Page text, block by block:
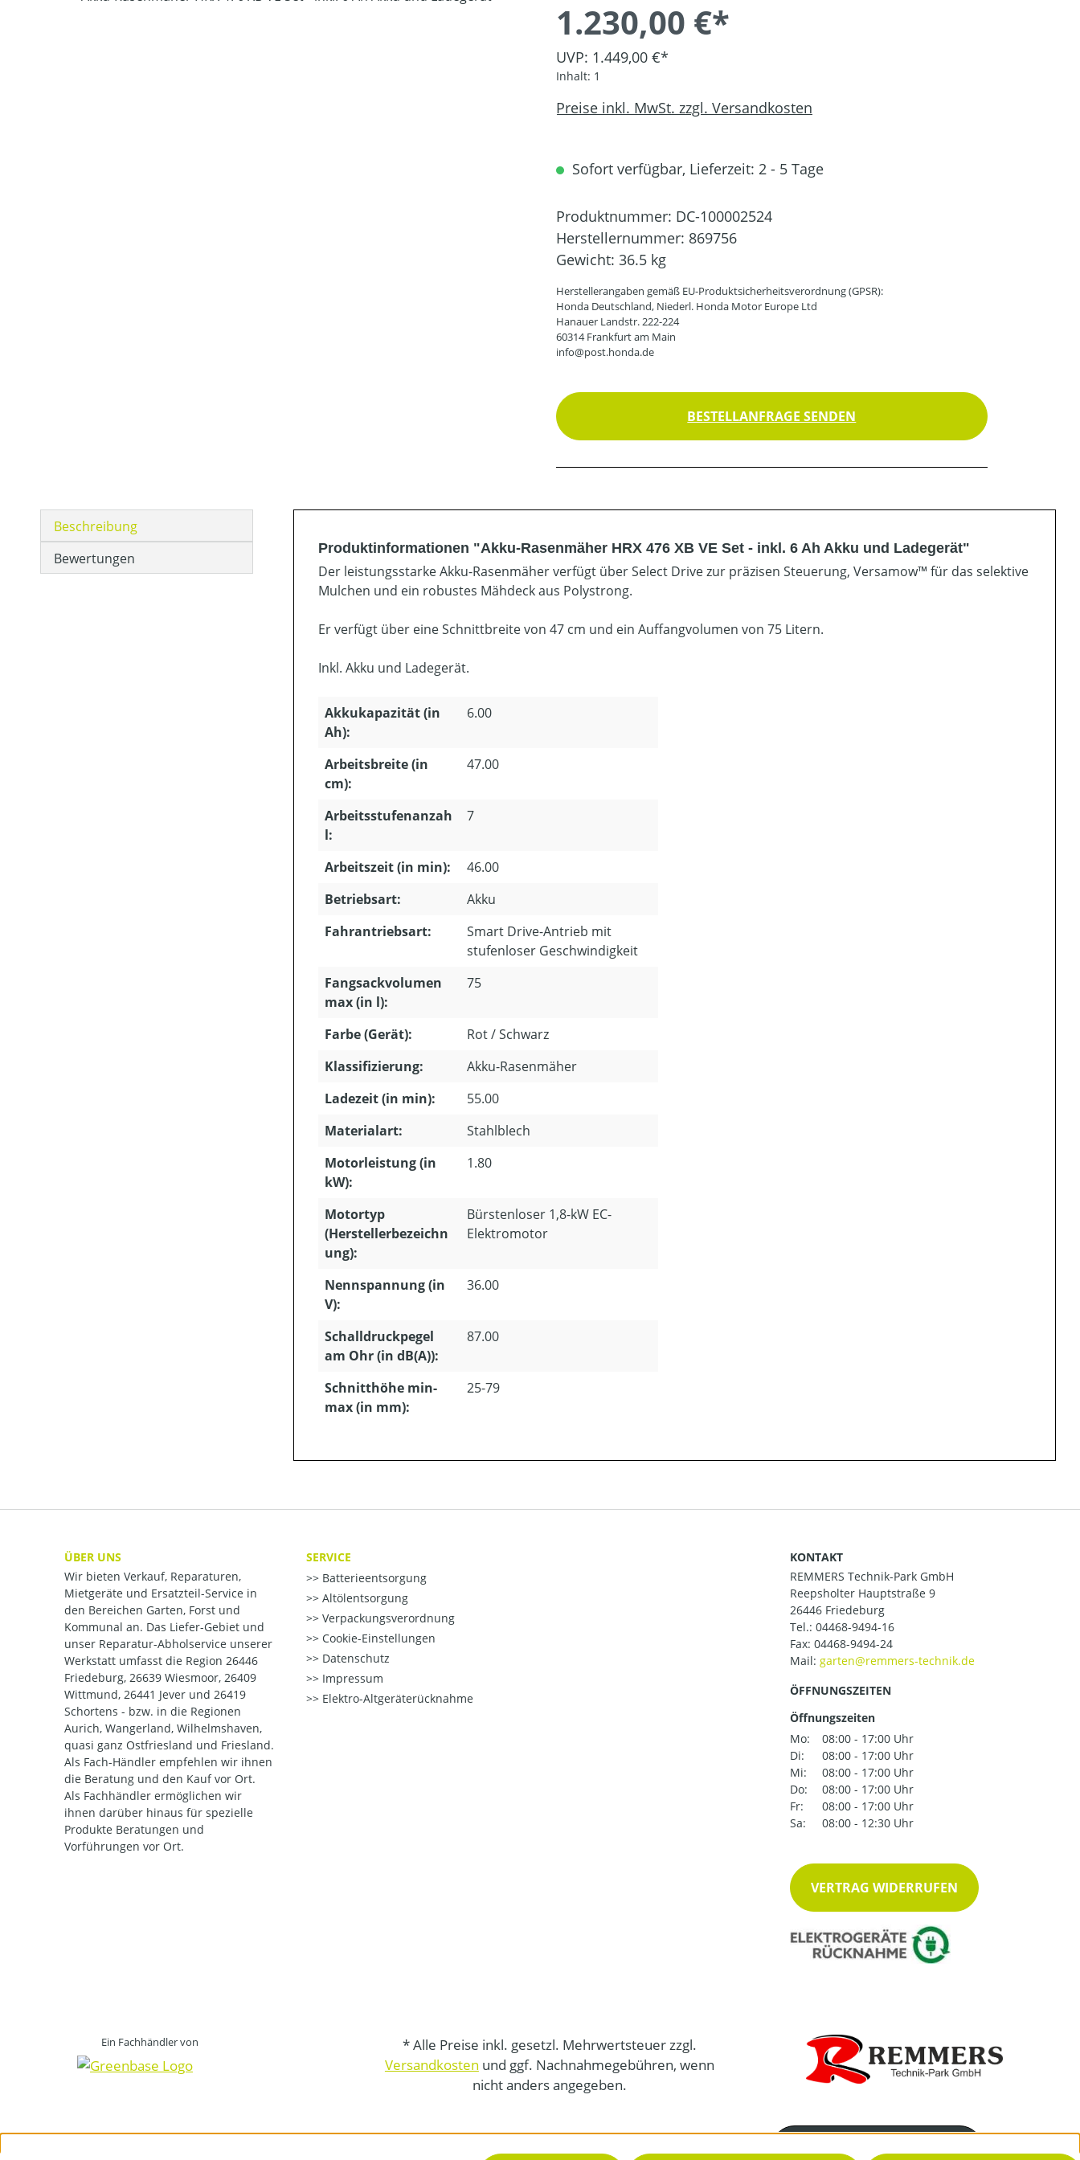
1.230,00 €*
UVP: 1.449,00 €*
Inhalt: 1
Preise inkl. MwSt. zzgl. Versandkosten
Sofort verfügbar, Lieferzeit: 2 - 5 Tage
Produktnummer: DC-100002524
Herstellernummer: 869756
Gewicht: 36.5 kg
Herstellerangaben gemäß EU-Produktsicherheitsverordnung (GPSR):
Honda Deutschland, Niederl. Honda Motor Europe Ltd
Hanauer Landstr. 222-224
60314 Frankfurt am Main
info@post.honda.de
BESTELLANFRAGE SENDEN
Beschreibung
Bewertungen
Produktinformationen "Akku-Rasenmäher HRX 476 XB VE Set - inkl. 6 Ah Akku und Ladegerät"
Der leistungsstarke Akku-Rasenmäher verfügt über Select Drive zur präzisen Steuerung, Versamow™ für das selektive
Mulchen und ein robustes Mähdeck aus Polystrong.
Er verfügt über eine Schnittbreite von 47 cm und ein Auffangvolumen von 75 Litern.
Inkl. Akku und Ladegerät.
Akkukapazität (in
Ah):
6.00
Arbeitsbreite (in
cm):
47.00
Arbeitsstufenanzah
l:
7
Arbeitszeit (in min):
46.00
Betriebsart:
Akku
Fahrantriebsart:
Smart Drive-Antrieb mit
stufenloser Geschwindigkeit
Fangsackvolumen
max (in l):
75
Farbe (Gerät):
Rot / Schwarz
Klassifizierung:
Akku-Rasenmäher
Ladezeit (in min):
55.00
Materialart:
Stahlblech
Motorleistung (in
kW):
1.80
Motortyp
(Herstellerbezeichn
ung):
Bürstenloser 1,8-kW EC-
Elektromotor
Nennspannung (in
V):
36.00
Schalldruckpegel
am Ohr (in dB(A)):
87.00
Schnitthöhe min-
max (in mm):
25-79
ÜBER UNS
Wir bieten Verkauf, Reparaturen,
Mietgeräte und Ersatzteil-Service in
den Bereichen Garten, Forst und
Kommunal an. Das Liefer-Gebiet und
unser Reparatur-Abholservice unserer
Werkstatt umfasst die Region 26446
Friedeburg, 26639 Wiesmoor, 26409
Wittmund, 26441 Jever und 26419
Schortens - bzw. in die Regionen
Aurich, Wangerland, Wilhelmshaven,
quasi ganz Ostfriesland und Friesland.
Als Fach-Händler empfehlen wir ihnen
die Beratung und den Kauf vor Ort.
Als Fachhändler ermöglichen wir
ihnen darüber hinaus für spezielle
Produkte Beratungen und
Vorführungen vor Ort.
SERVICE
Batterieentsorgung
Altölentsorgung
Verpackungsverordnung
Cookie-Einstellungen
Datenschutz
Impressum
Elektro-Altgeräterücknahme
KONTAKT
REMMERS Technik-Park GmbH
Reepsholter Hauptstraße 9
26446 Friedeburg
Tel.: 04468-9494-16
Fax: 04468-9494-24
Mail:
ÖFFNUNGSZEITEN
Öffnungszeiten
Mo:
08:00 - 17:00 Uhr
Di:
08:00 - 17:00 Uhr
Mi:
08:00 - 17:00 Uhr
Do:
08:00 - 17:00 Uhr
Fr:
08:00 - 17:00 Uhr
Sa:
08:00 - 12:30 Uhr
VERTRAG WIDERRUFEN
Ein Fachhändler von
* Alle Preise inkl. gesetzl. Mehrwertsteuer zzgl.
Versandkosten und ggf. Nachnahmegebühren, wenn
nicht anders angegeben.